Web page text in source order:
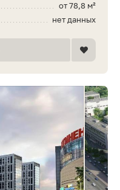
от 78,8 м²
нет данных